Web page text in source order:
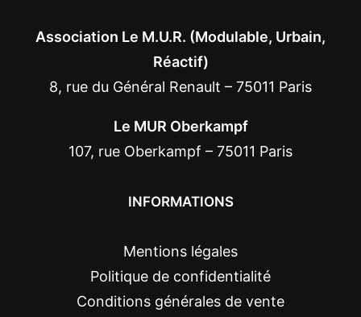
Association Le M.U.R. (Modulable, Urbain,
Réactif)
8, rue du Général Renault – 75011 Paris
Le MUR Oberkampf
107, rue Oberkampf – 75011 Paris
INFORMATIONS
Mentions légales
Politique de confidentialité
Conditions générales de vente